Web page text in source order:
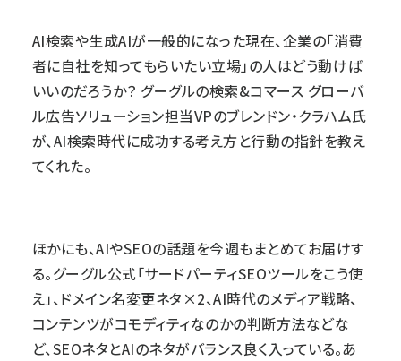
AI検索や生成AIが一般的になった現在、企業の「消費
者に自社を知ってもらいたい立場」の人はどう動けば
いいのだろうか？ グーグルの検索&コマース グローバ
ル広告ソリューション担当VPのブレンドン・クラハム氏
が、AI検索時代に成功する考え方と行動の指針を教え
てくれた。
ほかにも、AIやSEOの話題を今週もまとめてお届けす
る。グーグル公式「サードパーティSEOツールをこう使
え」、ドメイン名変更ネタ×2、AI時代のメディア戦略、
コンテンツがコモディティなのかの判断方法などな
ど、SEOネタとAIのネタがバランス良く入っている。あ